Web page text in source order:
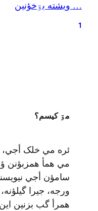
می‌کند.تک‌گویی کنایه
اجرایی محتوا را
… ويشته بۊخؤنين
1
مۊ کيسم؟
ئره مي خلک أجي،
مي همأ همزبؤنن
سامؤن أجي
ورجه، جيرا
همرأ گب بزنين